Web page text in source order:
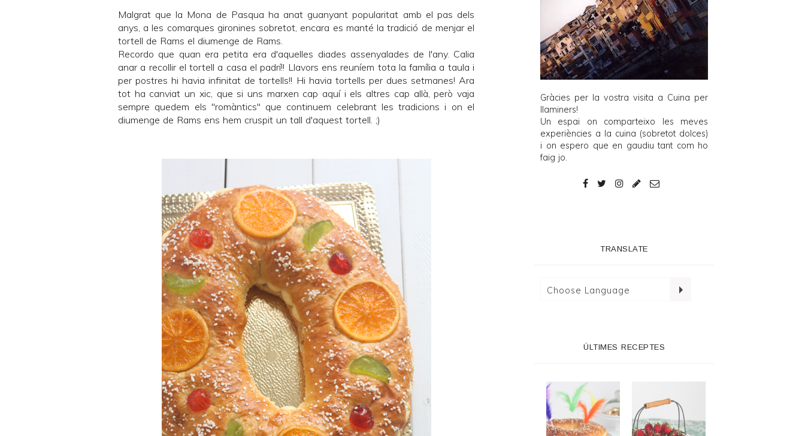
Malgrat que la Mona de Pasqua ha anat guanyant popularitat amb el pas dels
anys, a les comarques gironines sobretot, encara es manté la tradició de menjar el
tortell de Rams el diumenge de Rams.
Recordo que quan era petita era d'aquelles diades assenyalades de l'any. Calia
anar a recollir el tortell a casa el padrí!! Llavors ens reuníem tota la família a taula i
per postres hi havia infinitat de tortells!! Hi havia tortells per dues setmanes! Ara
tot ha canviat un xic, que si uns marxen cap aquí i els altres cap allà, però vaja
sempre quedem els "romàntics" que continuem celebrant les tradicions i on el
diumenge de Rams ens hem cruspit un tall d'aquest tortell. ;)
Gràcies per la vostra visita a Cuina per
llaminers!
Un espai on comparteixo les meves
experiències a la cuina (sobretot dolces)
i on espero que en gaudiu tant com ho
faig jo.
TRANSLATE
ÚLTIMES RECEPTES